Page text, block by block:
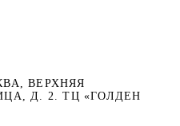
ВЕРХНЯЯ
Д. 2. ТЦ «ГОЛДЕН